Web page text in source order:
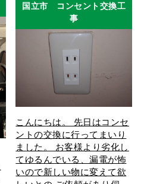
国立市 コンセント交換工
事
こんにちは。 先日はコンセ
ントの交換に行ってまいり
ました。 お客様より劣化し
てゆるんでいる、漏電が怖
いので新しい物に変えて欲